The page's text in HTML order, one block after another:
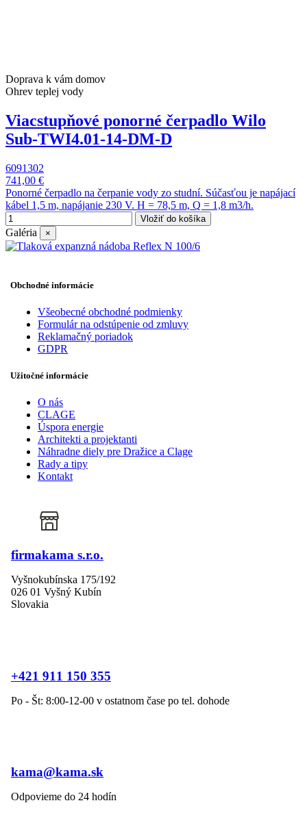
Doprava k vám domov
Ohrev teplej vody
Viacstupňové ponorné čerpadlo Wilo
Sub-TWI4.01-14-DM-D
6091302
741,00 €
Ponorné čerpadlo na čerpanie vody zo studní. Súčasťou je napájací
kábel 1,5 m, napájanie 230 V. H = 78,5 m, Q = 1,8 m3/h.
Vložiť do košíka
Galéria ×
Obchodné informácie
Všeobecné obchodné podmienky
Formulár na odstúpenie od zmluvy
Reklamačný poriadok
GDPR
Užitočné informácie
O nás
CLAGE
Úspora energie
Architekti a projektanti
Náhradne diely pre Dražice a Clage
Rady a tipy
Kontakt
firmakama s.r.o.
Vyšnokubínska 175/192
026 01 Vyšný Kubín
Slovakia
+421 911 150 355
Po - Št: 8:00-12-00 v ostatnom čase po tel. dohode
kama@kama.sk
Odpovieme do 24 hodín